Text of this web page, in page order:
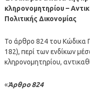
κληρονομητηρίου –
Πολιτικής Δικονομίας
Το άρθρο 824 του Κώδικα
182), περί των ενδίκων
κληρονομητηρίου,
«Άρθρο 824